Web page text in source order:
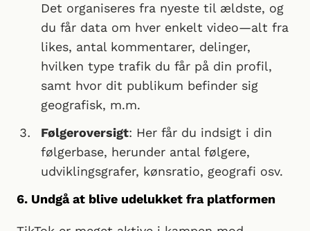
Det organiseres fra nyeste til ældste, og
du får data om hver enkelt video—alt fra
likes, antal kommentarer, delinger,
hvilken type trafik du får på din profil,
samt hvor dit publikum befinder sig
geografisk, m.m.
Følgeroversigt: Her får du indsigt i din
følgerbase, herunder antal følgere,
udviklingsgrafer, kønsratio, geografi osv.
6. Undgå at blive udelukket fra platformen